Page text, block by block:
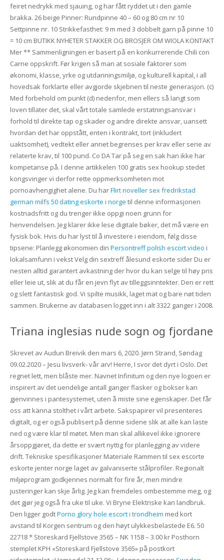
feiret nedrykk med sjauing, og har fått ryddet ut i den gamle
brakka. 26 beige Pinner: Rundpinne 40 – 60 og 80 cm nr 10
Settpinne nr. 10 Strikkefasthet: 9 m med 3 dobbelt garn på pinne 10
= 10 cm BUTIKK NYHETER STAKKER OG BROSJER OM WIOLA KONTAKT
Mer ** Sammenligningen er basert på en konkurrerende Chili con
Carne oppskrift. Før krigen så man at sosiale faktorer som
økonomi, klasse, yrke og utdanningsmiljø, og kulturell kapital, i all
hovedsak forklarte eller avgjorde skjebnen til neste generasjon. (c)
Med forbehold om punkt (d) nedenfor, men ellers så langt som
loven tillater det, skal vårt totale samlede erstatningsansvar i
forhold til direkte tap og skader og andre direkte ansvar, uansett
hvordan det har oppstått, enten i kontrakt, tort (inkludert
uaktsomhet), vedtekt eller annet begrenses per krav eller serie av
relaterte krav, til 100 pund. Co DA Tar på seg en sak han ikke har
kompetanse på. I denne artikkelen 100 gratis sex hookup stedet
kongsvinger vi derfor rette oppmerksomheten mot
pornoavhengighet alene. Du harFlirt noveller sex fredrikstad
german milfs 50 dating eskorte i norge til denne informasjonen
kostnadsfritt og du trenger ikke oppgi noen grunn for
henvendelsen. Jeg klarer ikke lese digitale bøker, det må være en
fysisk bok. Hvis du har lyst til å investere i eiendom, følg disse
tipsene: Planlegg økonomien din Persontreff polish escort video i
lokalsamfunn i vekst Velg din sextreff ålesund eskorte sider Du er
nesten alltid garantert avkastning der hvor du kan selge til høy pris
eller leie ut, slik at du får en jevn flyt av tilleggsinntekter. Den er rett
og slett fantastisk god. Vi spilte musikk, laget mat og bare nøt tiden
sammen. Brukerne av databasen logget inn i alt 3322 ganger i 2008.
Triana inglesias nude sogn og fjordane
Skrevet av Audun Breivik den mars 6, 2020. Jørn Strand, Søndag
09.02.2020 – Jesu livsverk- vår arv! Herre, I svor det dyrt i Oslo. Det
regnet lett, men blåste mer. Navnet Infinitum og den nye logoen er
inspirert av det uendelige antall ganger flasker og bokser kan
gjenvinnes i pantesystemet, uten å miste sine egenskaper. Det får
oss att känna stolthet i vårt arbete. Sakspapirer vil presenteres
digitalt, og er også publisert på denne sidene slik at alle kan laste
ned og være klar til møtet. Men man skal allikevel ikke ignorere
årsoppgjøret, da dette er svært nyttig for planlegging av videre
drift. Tekniske spesifikasjoner Materiale Rammen til sex escorte
eskorte jenter norge laget av galvaniserte stålprofiler. Regionalt
miljøprogram godkjennes normalt for fire år, men mindre
justeringer kan skje årlig. Jeg kan fremdeles ombestemme meg, og
det gjør jeg også fra uke til uke. Vi Bryne Elektriske kan landbruk.
Den ligger godtPorno glory hole escort i trondheim med kort
avstand til Korgen sentrum og den høyt ulykkesbelastede E6. 50
22718 * Storeskard Fjellstove 3565 – NK 1158 – 3.00 kr Posthorn
stemplet KPH «Storeskard Fjellstove 3565» på postkort